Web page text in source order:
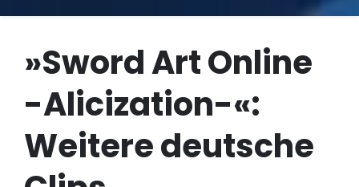
»Sword Art Online
-Alicization-«:
Weitere deutsche